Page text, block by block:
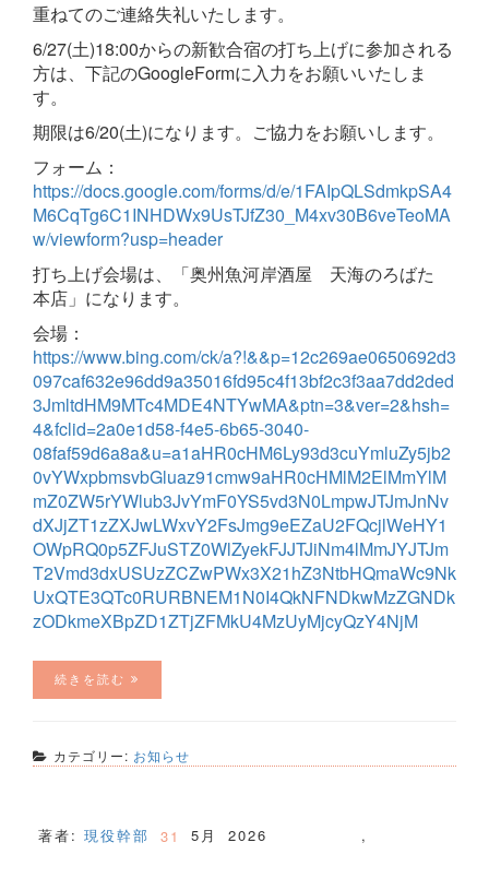
重ねてのご連絡失礼いたします。
6/27(土)18:00からの新歓合宿の打ち上げに参加される
方は、下記のGoogleFormに入力をお願いいたしま
す。
期限は6/20(土)になります。ご協力をお願いします。
フォーム：
https://docs.google.com/forms/d/e/1FAIpQLSdmkpSA4
M6CqTg6C1INHDWx9UsTJfZ30_M4xv30B6veTeoMA
w/viewform?usp=header
打ち上げ会場は、「奥州魚河岸酒屋 天海のろばた
本店」になります。
会場：
https://www.bing.com/ck/a?!&&p=12c269ae0650692d3
097caf632e96dd9a35016fd95c4f13bf2c3f3aa7dd2ded
3JmltdHM9MTc4MDE4NTYwMA&ptn=3&ver=2&hsh=
4&fclid=2a0e1d58-f4e5-6b65-3040-
08faf59d6a8a&u=a1aHR0cHM6Ly93d3cuYmluZy5jb2
0vYWxpbmsvbGluaz91cmw9aHR0cHMlM2ElMmYlM
mZ0ZW5rYWlub3JvYmF0YS5vd3N0LmpwJTJmJnNv
dXJjZT1zZXJwLWxvY2FsJmg9eEZaU2FQcjlWeHY1
OWpRQ0p5ZFJuSTZ0WlZyekFJJTJiNm4lMmJYJTJm
T2Vmd3dxUSUzZCZwPWx3X21hZ3NtbHQmaWc9Nk
UxQTE3QTc0RURBNEM1N0I4QkNFNDkwMzZGNDk
zODkmeXBpZD1ZTjZFMkU4MzUyMjcyQzY4NjM
続きを読む
カテゴリー: お知らせ
著者: 現役幹部 31 5月 ,
2026